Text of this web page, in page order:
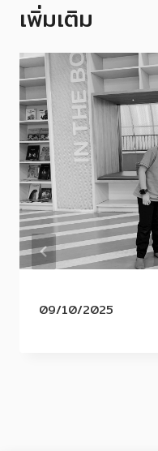
เพิ่มเติม
09/10/2025